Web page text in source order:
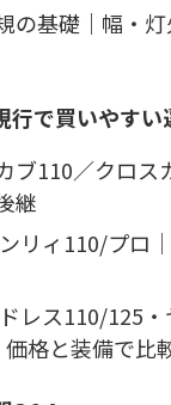
の基礎｜幅・
で買いやすい
ブ110／クロス
継
リィ110/プロ
レス110/125・
価格と装備で比